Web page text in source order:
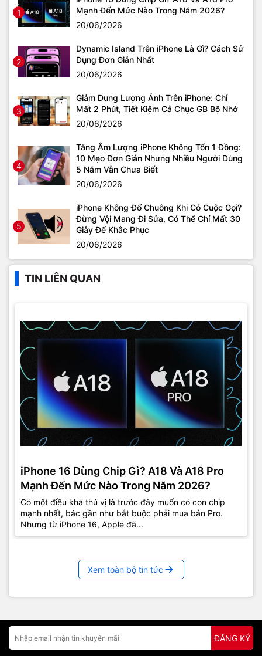
1
Mạnh Đến Mức Nào Trong Năm 2026?
20/06/2026
2
Dynamic Island Trên iPhone Là Gì? Cách Sử
Dụng Đơn Giản Nhất
20/06/2026
3
Giảm Dung Lượng Ảnh Trên iPhone: Chỉ
Mất 2 Phút, Tiết Kiệm Cả Chục GB Bộ Nhớ
20/06/2026
4
Tăng Âm Lượng iPhone Không Tốn 1 Đồng:
10 Mẹo Đơn Giản Nhưng Nhiều Người Dùng
5 Năm Vẫn Chưa Biết
20/06/2026
5
iPhone Không Đổ Chuông Khi Có Cuộc Gọi?
Đừng Vội Mang Đi Sửa, Có Thể Chỉ Mất 30
Giây Để Khắc Phục
20/06/2026
TIN LIÊN QUAN
iPhone 16 Dùng Chip Gì? A18 Và A18 Pro
Mạnh Đến Mức Nào Trong Năm 2026?
Có một điều khá thú vị là trước đây muốn có con chip
mạnh nhất, bác gần như bắt buộc phải mua bản Pro.
Nhưng từ iPhone 16, Apple đã...
Xem toàn bộ tin tức
ĐĂNG KÝ